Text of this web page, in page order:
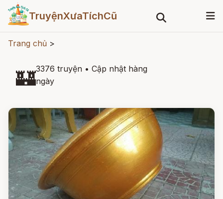
TruyệnXưaTíchCũ
Trang chủ >
🏰3376 truyện • Cập nhật hàng
ngày